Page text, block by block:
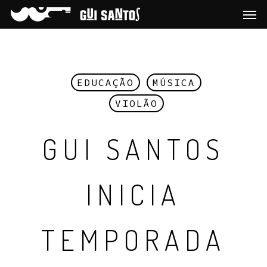
EDUCAÇÃO
MÚSICA
VIOLÃO
GUI SANTOS
INICIA
TEMPORADA